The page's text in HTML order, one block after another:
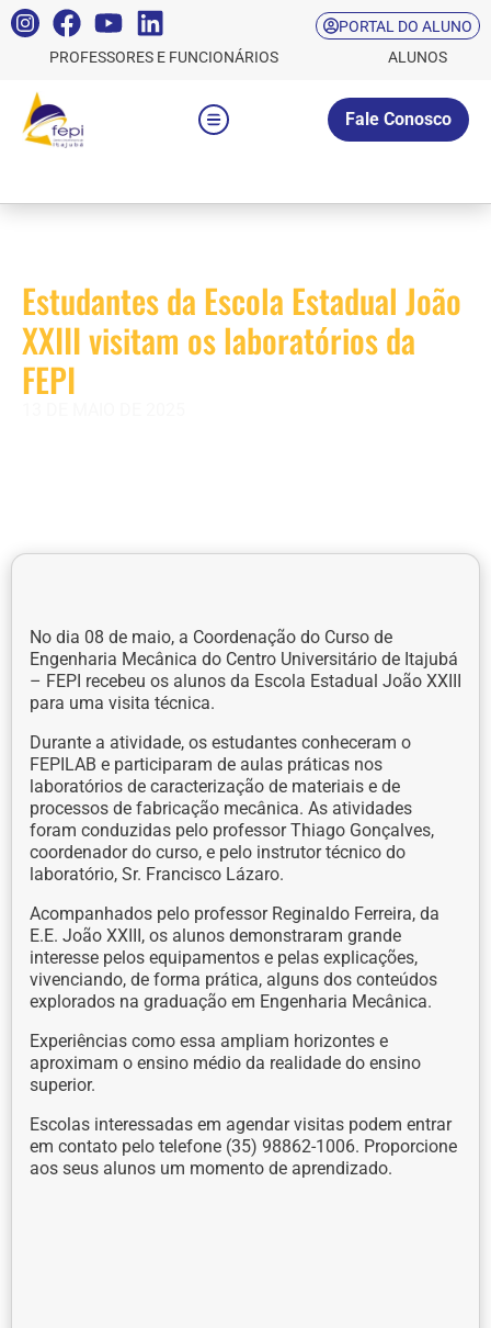
PORTAL DO ALUNO
PROFESSORES E FUNCIONÁRIOS
ALUNOS
Fale Conosco
Estudantes da Escola Estadual João
XXIII visitam os laboratórios da
FEPI
No dia 08 de maio, a Coordenação do Curso de
Engenharia Mecânica do Centro Universitário de Itajubá
– FEPI recebeu os alunos da Escola Estadual João XXIII
para uma visita técnica.
Durante a atividade, os estudantes conheceram o
FEPILAB e participaram de aulas práticas nos
laboratórios de caracterização de materiais e de
processos de fabricação mecânica. As atividades
foram conduzidas pelo professor Thiago Gonçalves,
coordenador do curso, e pelo instrutor técnico do
laboratório, Sr. Francisco Lázaro.
Acompanhados pelo professor Reginaldo Ferreira, da
E.E. João XXIII, os alunos demonstraram grande
interesse pelos equipamentos e pelas explicações,
vivenciando, de forma prática, alguns dos conteúdos
explorados na graduação em Engenharia Mecânica.
Experiências como essa ampliam horizontes e
aproximam o ensino médio da realidade do ensino
superior.
Escolas interessadas em agendar visitas podem entrar
em contato pelo telefone (35) 98862-1006. Proporcione
aos seus alunos um momento de aprendizado.